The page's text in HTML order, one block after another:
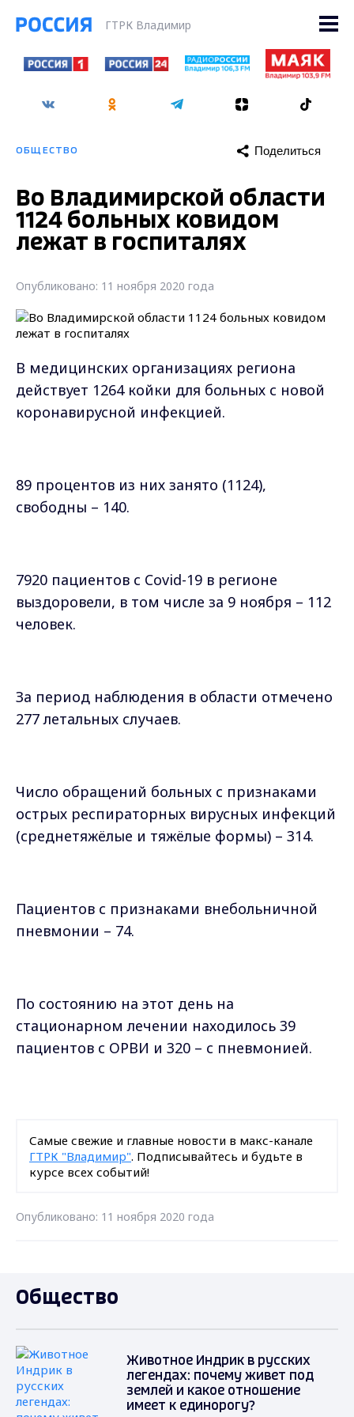
ГТРК Владимир
ОБЩЕСТВО Поделиться
Во Владимирской области
1124 больных ковидом
лежат в госпиталях
Опубликовано: 11 ноября 2020 года
В медицинских организациях региона
действует 1264 койки для больных с новой
коронавирусной инфекцией.
89 процентов из них занято (1124),
свободны – 140.
7920 пациентов с Covid-19 в регионе
выздоровели, в том числе за 9 ноября – 112
человек.
За период наблюдения в области отмечено
277 летальных случаев.
Число обращений больных с признаками
острых респираторных вирусных инфекций
(среднетяжёлые и тяжёлые формы) – 314.
Пациентов с признаками внебольничной
пневмонии – 74.
По состоянию на этот день на
стационарном лечении находилось 39
пациентов с ОРВИ и 320 – с пневмонией.
Самые свежие и главные новости в макс-канале
ГТРК "Владимир". Подписывайтесь и будьте в
курсе всех событий!
Опубликовано: 11 ноября 2020 года
Общество
Животное Индрик в русских
легендах: почему живет под
землей и какое отношение
имеет к единорогу?